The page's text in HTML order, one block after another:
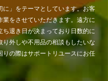
」をテーマとしています。お客
をさせていただきます。遠方に
退き日が決まっており日数的に
外しや不用品の相談もしたいな
の際はサポートリユースにお任